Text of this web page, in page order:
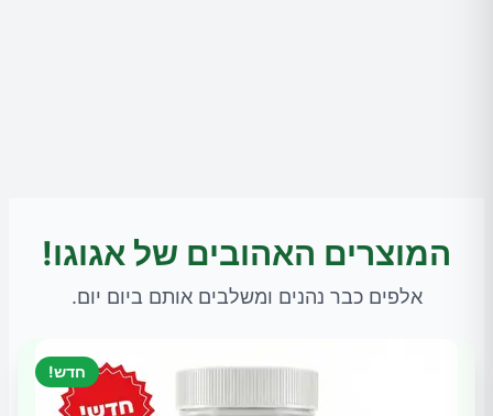
המוצרים האהובים של אגוגו!
אלפים כבר נהנים ומשלבים אותם ביום יום.
חדש!